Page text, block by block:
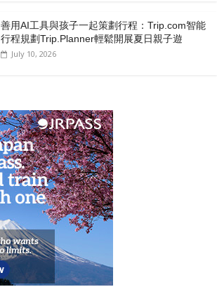
善用AI工具與孩子一起策劃行程：Trip.com智能
行程規劃Trip.Planner輕鬆開展夏日親子遊
July 10, 2026